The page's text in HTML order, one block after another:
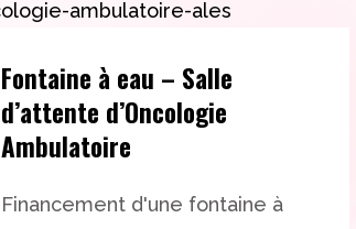
Fontaine à eau – Salle
d’attente d’Oncologie
Ambulatoire
Financement d'une fontaine à